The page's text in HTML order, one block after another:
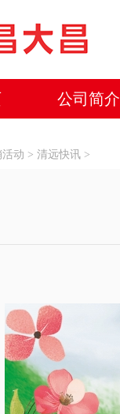
公司简介
动 > 清远快讯 >